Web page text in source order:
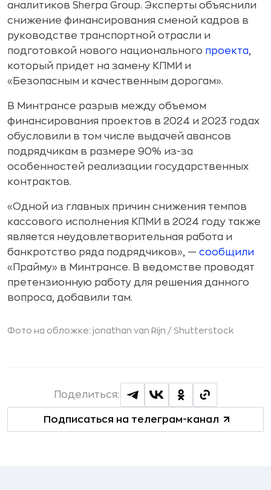
аналитиков Sherpa Group. Эксперты объяснили
снижение финансирования сменой кадров в
руководстве транспортной отрасли и
подготовкой нового национального проекта,
который придет на замену КПМИ и
«Безопасным и качественным дорогам».
В Минтрансе разрыв между объемом
финансирования проектов в 2024 и 2023 годах
обусловили в том числе выдачей авансов
подрядчикам в размере 90% из-за
особенностей реализации государственных
контрактов.
«Одной из главных причин снижения темпов
кассового исполнения КПМИ в 2024 году также
является неудовлетворительная работа и
банкротство ряда подрядчиков», — сообщили
«Прайму» в Минтрансе. В ведомстве проводят
претензионную работу для решения данного
вопроса, добавили там.
Фото на обложке: jonathan van Rijn / Shutterstock
Подписаться на телеграм-канал
Поделиться: